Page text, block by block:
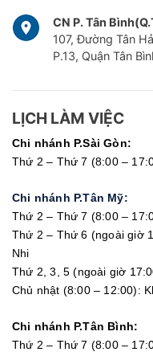
CN P. Tân
107, Đường Tân
P.13, Quận Tân
LỊCH LÀM VIỆC
Chi nhánh P.Sài Gòn:
Thứ 2 – Thứ 7 (8:00 –
Chi nhánh P.Tân Mỹ:
Thứ 2 – Thứ 7 (8:00 –
Thứ 2 – Thứ 6 (ngoài giờ
Nhi
Thứ 2, 3, 5 (ngoài giờ
Chủ nhật (8:00 – 12:00):
Chi nhánh P.Tân Bình:
Thứ 2 – Thứ 7 (8:00 –